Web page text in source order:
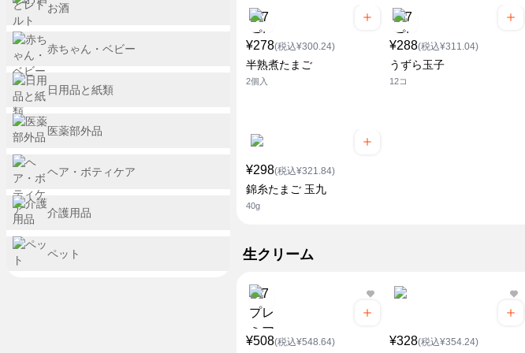
¥278(税込¥300.24)
半熟煮たまご
2個入
¥288(税込¥311.04)
うずら玉子
12コ
¥298(税込¥321.84)
錦糸たまご 玉九
40g
生クリーム
¥508(税込¥548.64) ¥328(税込¥354.24)
お酒
赤ちゃん・ベビー
日用品と紙類
医薬部外品
ヘア・ボティケア
介護用品
ペット